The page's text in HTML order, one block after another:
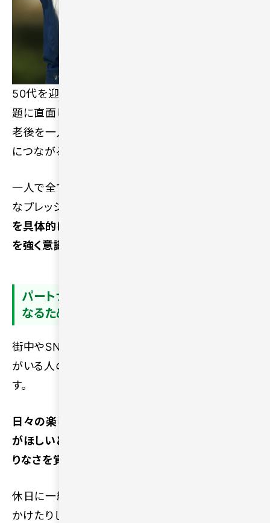
50代を迎えると、体調の変化や親の介護といった問
題に直面し、将来への不安を感じる人が増えます。
老後を一人で過ごす未来への心配が、日々の寂しさ
につながるケースは多いです。
一人で全ての負担を背負う生活を考えると、精神的
なプレッシャーが大きくなります。
を具体的に描く中で、支え合えるパートナーの存在
を強く意識しやすくなるでしょう。
パートナーがいない現実を強く意識しやすく
なるため
街中やSNSなどで周囲の夫婦、あるいはパートナー
がいる人の姿を見て、羨ましく感じる場面がありま
す。
日々の楽しかった出来事や悩みを共有できる相手
がほしいと願うようになるため、一人の現状に物足
りなさを覚えます。
休日に一緒に美味しい食事を味わったり、旅行に出
かけたりして楽しさをわかち合える存在を求める人